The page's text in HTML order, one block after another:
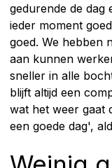
gedurende de dag
ieder moment
goed. We hebben
aan kunnen
sneller in alle
blijft altijd een
wat het weer gaat
een goede dag',